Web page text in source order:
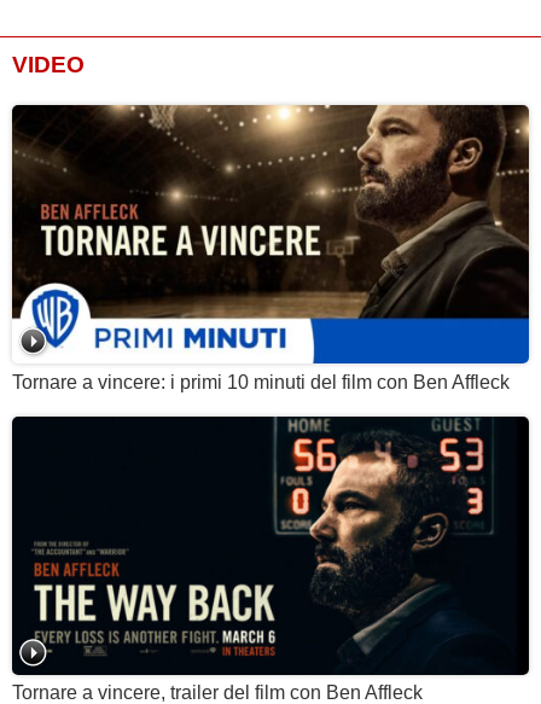
VIDEO
Tornare a vincere: i primi 10 minuti del film con Ben Affleck
Tornare a vincere, trailer del film con Ben Affleck